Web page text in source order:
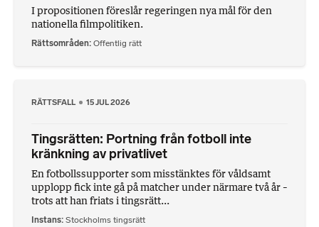
I propositionen föreslår regeringen nya mål för den
nationella filmpolitiken.
Rättsområden Offentlig rätt
RÄTTSFALL 15 JUL 2026
Tingsrätten: Portning från fotboll inte
kränkning av privatlivet
En fotbollssupporter som misstänktes för våldsamt
upplopp fick inte gå på matcher under närmare två år –
trots att han friats i tingsrätt...
Instans Stockholms tingsrätt